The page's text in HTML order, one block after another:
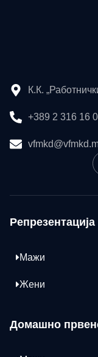
К.К.
+389 2 316 16
Репрезентација
Мажи
Жени
Домашно